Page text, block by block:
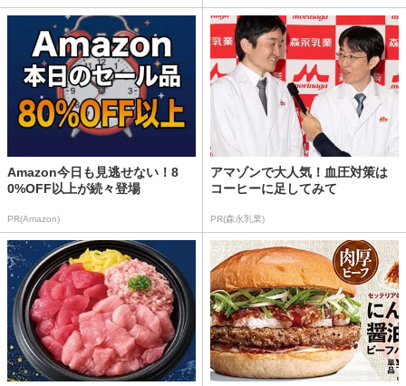
Amazon今日も見逃せない！8
0%OFF以上が続々登場
PR(Amazon)
アマゾンで大人気！血圧対策は
コーヒーに足してみて
PR(森永乳業)